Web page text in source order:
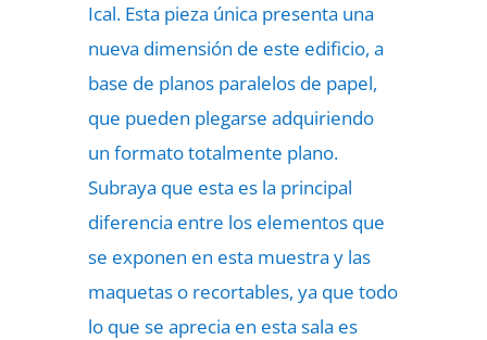
Ical. Esta pieza única presenta una
nueva dimensión de este edificio, a
base de planos paralelos de papel,
que pueden plegarse adquiriendo
un formato totalmente plano.
Subraya que esta es la principal
diferencia entre los elementos que
se exponen en esta muestra y las
maquetas o recortables, ya que todo
lo que se aprecia en esta sala es